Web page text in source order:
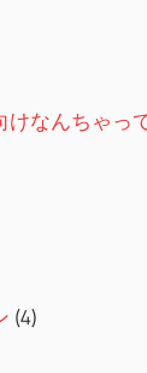
けなんちゃっ
(4)